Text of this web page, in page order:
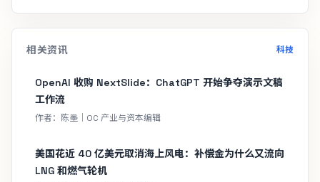
相关资讯 科技
OpenAI 收购 NextSlide：ChatGPT 开始争夺演示文稿
工作流
作者：陈墨｜OC 产业与资本编辑
美国花近 40 亿美元取消海上风电：补偿金为什么又流向
LNG 和燃气轮机